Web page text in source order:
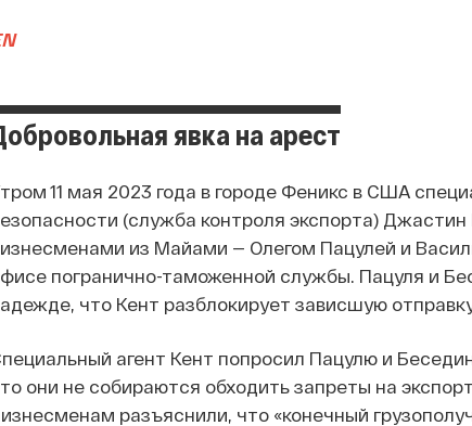
явка на арест
11 мая 2023 года в городе Феникс в США
(служба контроля экспорта)
из Майами — Олегом Пацулей и
погранично-таможенной службы. Пацуля и
что Кент разблокирует зависшую
агент Кент попросил Пацулю и
они не собираются обходить запреты на
разъяснили, что «конечный